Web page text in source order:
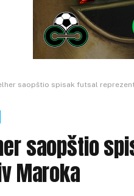
saopštio spisak futsal
saopštio
Maroka